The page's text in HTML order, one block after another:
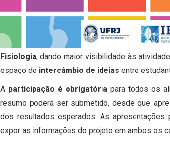
Fisiologia, dando maior visibilidade às
espaço de intercâmbio de ideias entre
A participação é obrigatóriapara todos os
resumo poderá ser submetido, desde que
dos resultados esperados. As apresentações
expor as informações do projeto em ambos os